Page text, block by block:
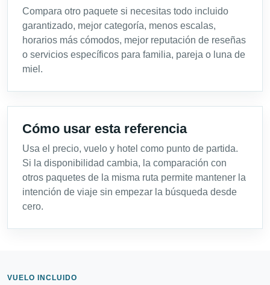
Compara otro paquete si necesitas todo incluido
garantizado, mejor categoría, menos escalas,
horarios más cómodos, mejor reputación de reseñas
o servicios específicos para familia, pareja o luna de
miel.
Cómo usar esta referencia
Usa el precio, vuelo y hotel como punto de partida.
Si la disponibilidad cambia, la comparación con
otros paquetes de la misma ruta permite mantener la
intención de viaje sin empezar la búsqueda desde
cero.
VUELO INCLUIDO